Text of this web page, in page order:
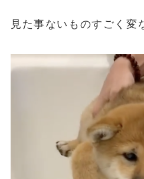
見た事ないものすごく変